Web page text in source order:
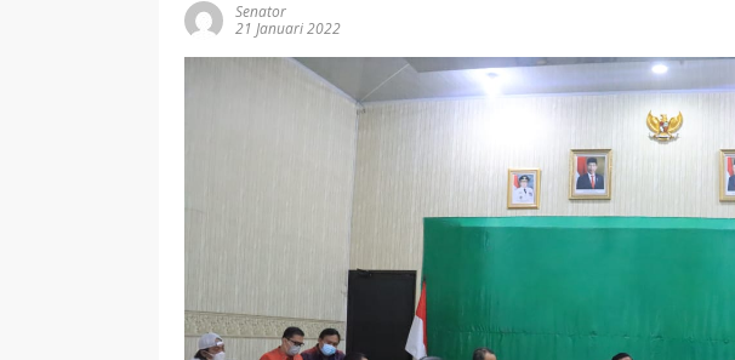
Senator
21 Januari 2022